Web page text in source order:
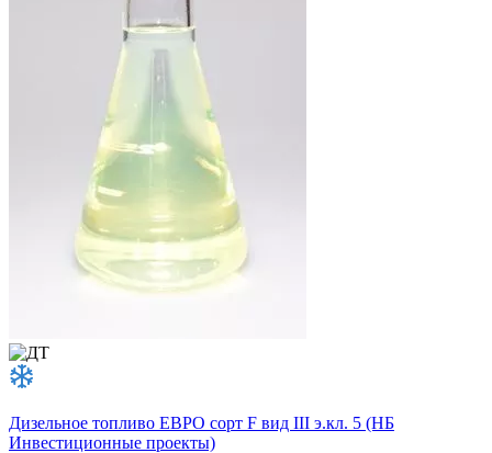
Дизельное топливо ЕВРО сорт F вид III э.кл. 5 (НБ
Инвестиционные проекты)